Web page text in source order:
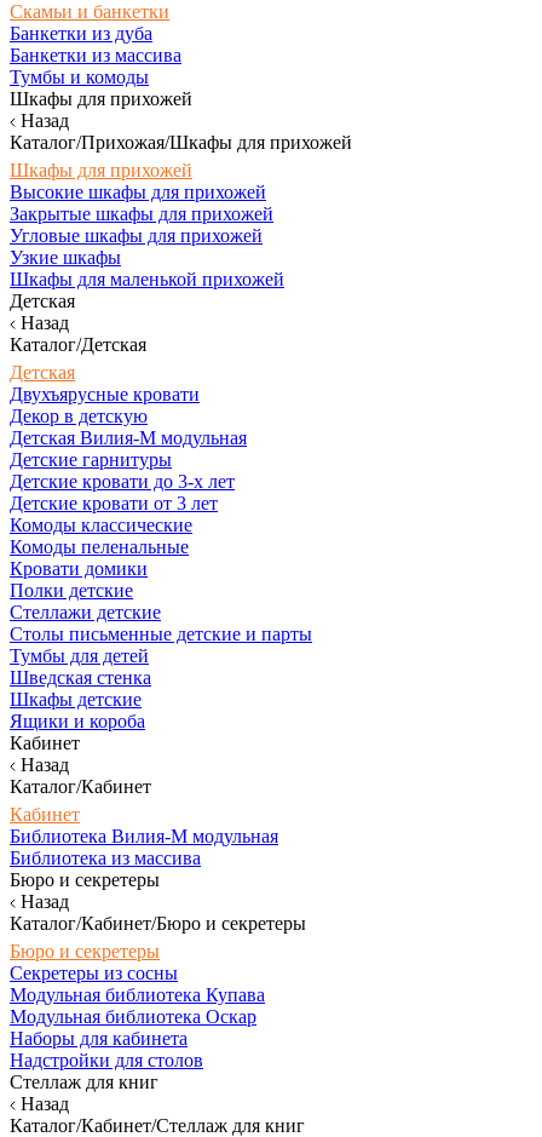
Скамьи и банкетки
Банкетки из дуба
Банкетки из массива
Тумбы и комоды
Шкафы для прихожей
Назад
Каталог/Прихожая/Шкафы для прихожей
Шкафы для прихожей
Высокие шкафы для прихожей
Закрытые шкафы для прихожей
Угловые шкафы для прихожей
Узкие шкафы
Шкафы для маленькой прихожей
Детская
Назад
Каталог/Детская
Детская
Двухъярусные кровати
Декор в детскую
Детская Вилия-М модульная
Детские гарнитуры
Детские кровати до 3-х лет
Детские кровати от 3 лет
Комоды классические
Комоды пеленальные
Кровати домики
Полки детские
Стеллажи детские
Столы письменные детские и парты
Тумбы для детей
Шведская стенка
Шкафы детские
Ящики и короба
Кабинет
Назад
Каталог/Кабинет
Кабинет
Библиотека Вилия-М модульная
Библиотека из массива
Бюро и секретеры
Назад
Каталог/Кабинет/Бюро и секретеры
Бюро и секретеры
Секретеры из сосны
Модульная библиотека Купава
Модульная библиотека Оскар
Наборы для кабинета
Надстройки для столов
Стеллаж для книг
Назад
Каталог/Кабинет/Стеллаж для книг